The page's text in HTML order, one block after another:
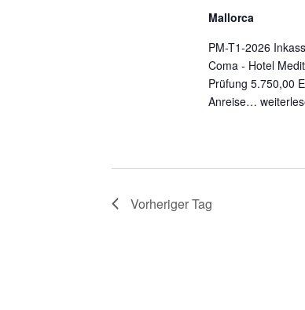
Mallorca
PM-T1-2026
Coma - Hotel
Prüfung 5.750,00
Anreise…
Vorheriger Tag